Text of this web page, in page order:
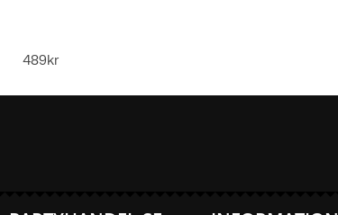
489 kr